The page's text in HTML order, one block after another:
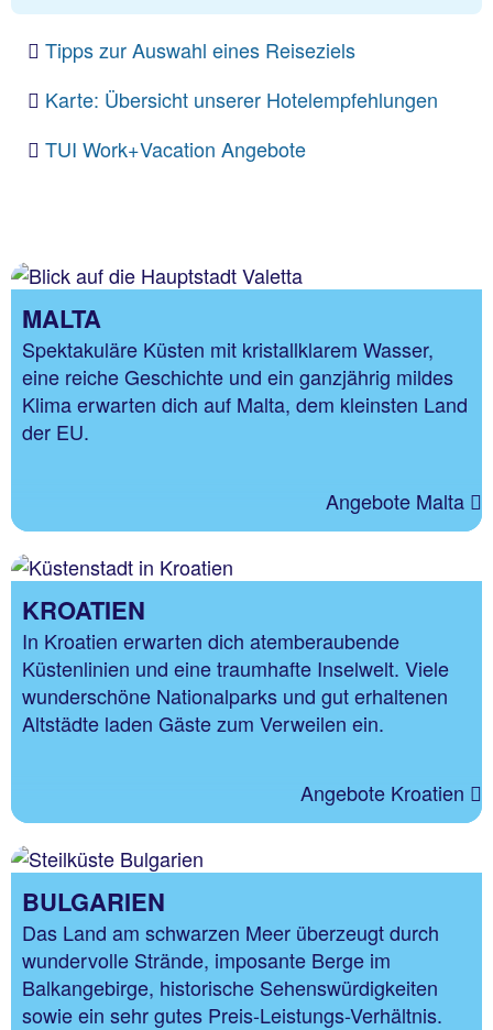
Tipps zur Auswahl eines Reiseziels
Karte: Übersicht unserer Hotelempfehlungen
TUI Work+Vacation Angebote
MALTA
Spektakuläre Küsten mit kristallklarem Wasser,
eine reiche Geschichte und ein ganzjährig mildes
Klima erwarten dich auf Malta, dem kleinsten Land
der EU.
Angebote Malta
KROATIEN
In Kroatien erwarten dich atemberaubende
Küstenlinien und eine traumhafte Inselwelt. Viele
wunderschöne Nationalparks und gut erhaltenen
Altstädte laden Gäste zum Verweilen ein.
Angebote Kroatien
BULGARIEN
Das Land am schwarzen Meer überzeugt durch
wundervolle Strände, imposante Berge im
Balkangebirge, historische Sehenswürdigkeiten
sowie ein sehr gutes Preis-Leistungs-Verhältnis.